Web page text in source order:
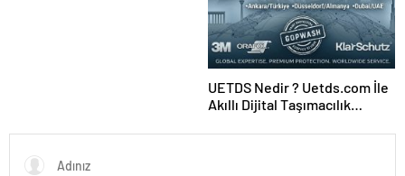
UETDS Nedir ? Uetds.com İle
Akıllı Dijital Taşımacılık